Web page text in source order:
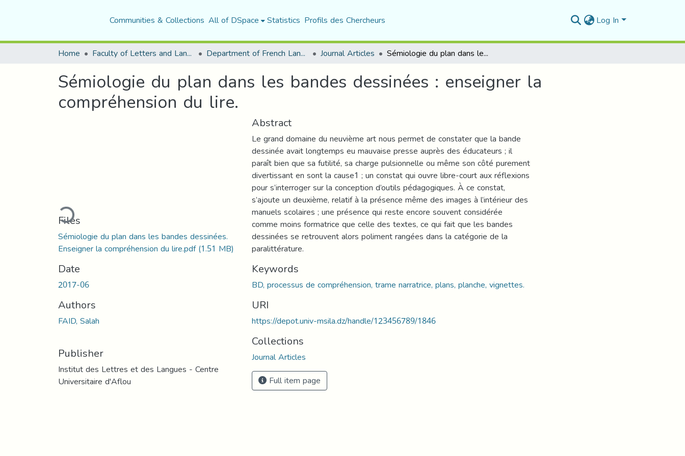
Communities & Collections All of DSpace Statistics Profils des Chercheurs Log In
Home Faculty of Letters and Languages Department of French Language and Literature Journal Articles Sémiologie du plan dans les bandes dessinées : enseigner la compréhension du lire.
Sémiologie du plan dans les bandes dessinées : enseigner la
compréhension du lire.
Loading...
Files
Sémiologie du plan dans les bandes dessinées.
Enseigner la compréhension du lire.pdf(1.51 MB)
Date
2017-06
Authors
FAID, Salah
Publisher
Institut des Lettres et des Langues - Centre
Universitaire d'Aflou
Abstract
Le grand domaine du neuvième art nous permet de constater que la bande
dessinée avait longtemps eu mauvaise presse auprès des éducateurs ; il
paraît bien que sa futilité, sa charge pulsionnelle ou même son côté purement
divertissant en sont la cause1 ; un constat qui ouvre libre-court aux réflexions
pour s’interroger sur la conception d’outils pédagogiques. À ce constat,
s’ajoute un deuxième, relatif à la présence même des images à l’intérieur des
manuels scolaires ; une présence qui reste encore souvent considérée
comme moins formatrice que celle des textes, ce qui fait que les bandes
dessinées se retrouvent alors poliment rangées dans la catégorie de la
paralittérature.
Keywords
BD, processus de compréhension, trame narratrice, plans, planche, vignettes.
URI
https://depot.univ-msila.dz/handle/123456789/1846
Collections
Journal Articles
Full item page